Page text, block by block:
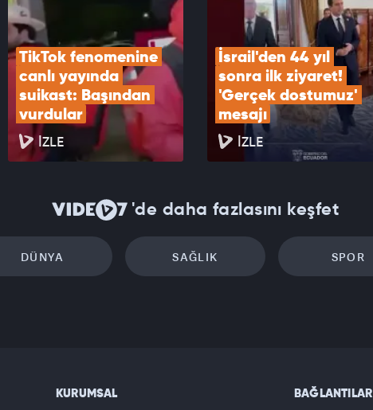
TikTok fenomenine
canlı yayında
suikast: Başından
vurdular
İZLE
İsrail'den 44 yıl
sonra ilk ziyaret!
'Gerçek dostumuz'
mesajı
İZLE
'de daha fazlasını keşfet
DÜNYA SAĞLIK SPOR
KURUMSAL BAĞLANTILAR